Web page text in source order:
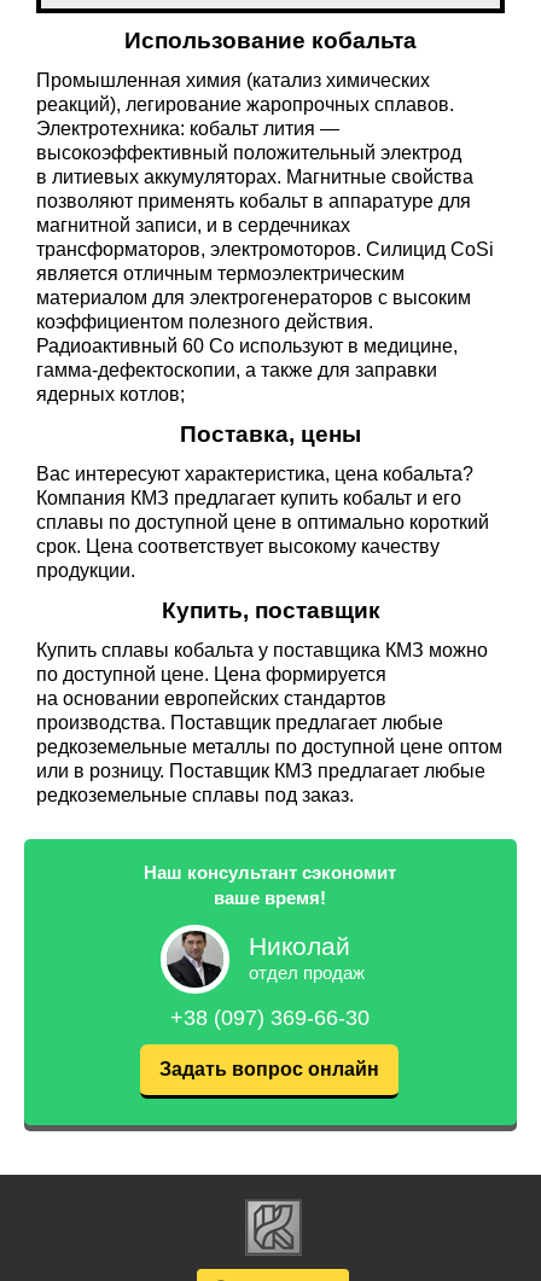
Использование кобальта
Промышленная химия (катализ химических
реакций), легирование жаропрочных сплавов.
Электротехника: кобальт лития —
высокоэффективный положительный электрод
в литиевых аккумуляторах. Магнитные свойства
позволяют применять кобальт в аппаратуре для
магнитной записи, и в сердечниках
трансформаторов, электромоторов. Силицид СоSi
является отличным термоэлектрическим
материалом для электрогенераторов с высоким
коэффициентом полезного действия.
Радиоактивный 60 Со используют в медицине,
гамма-дефектоскопии, а также для заправки
ядерных котлов;
Поставка, цены
Вас интересуют характеристика, цена кобальта?
Компания КМЗ предлагает купить кобальт и его
сплавы по доступной цене в оптимально короткий
срок. Цена соответствует высокому качеству
продукции.
Купить, поставщик
Купить сплавы кобальта у поставщика КМЗ можно
по доступной цене. Цена формируется
на основании европейских стандартов
производства. Поставщик предлагает любые
редкоземельные металлы по доступной цене оптом
или в розницу. Поставщик КМЗ предлагает любые
редкоземельные сплавы под заказ.
Наш консультант сэкономит
ваше время!
Николай
отдел продаж
+38 (097) 369-66-30
Задать вопрос онлайн